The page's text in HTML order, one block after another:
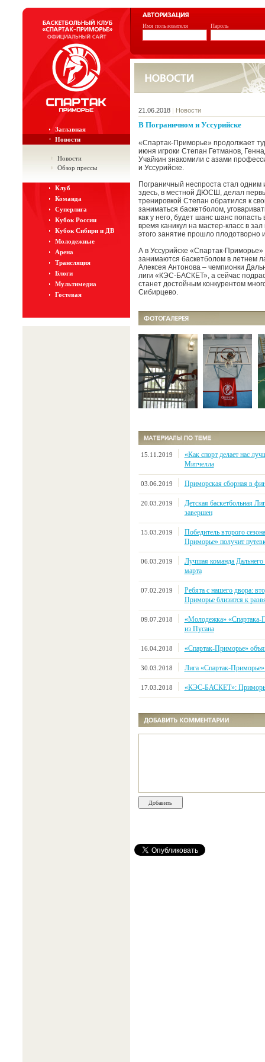
Имя пользователя Пароль
Заглавная
Новости
Новости
Обзор прессы
Клуб
Команда
Суперлига
Кубок России
Кубок Сибири и ДВ
Молодежные
Арена
Трансляция
Блоги
Мультимедиа
Гостевая
21.06.2018 | Новости
В Пограничном и Уссурийске
«Спартак-Приморье» продолжает
июня игроки Степан Гетманов,
Учайкин знакомили с азами
и Уссурийске.
Пограничный неспроста стал одним
здесь, в местной ДЮСШ, делал
тренировкой Степан обратился к
заниматься баскетболом,
как у него, будет шанс шанс
время каникул на мастер-класс в
этого занятие прошло плодотворно
А в Уссурийске «Спартак-
занимаются баскетболом в летнем
Алексея Антонова – чемпионки
лиги «КЭС-БАСКЕТ», а сейчас
станет достойным конкурентом
Сибирцево.
15.11.2019
«Как спорт делает нас
Митчелла
03.06.2019 Приморская сборная в
20.03.2019
Детская баскетбольная
завершен
15.03.2019
Победитель второго
Приморье» получит
06.03.2019
Лучшая команда
марта
07.02.2019
Ребята с нашего двора:
Приморье близится к
09.07.2018
«Молодежка» «Спартака-
из Пусана
16.04.2018 «Спартак-Приморье»
30.03.2018 Лига «Спартак-
17.03.2018 «КЭС-БАСКЕТ»: